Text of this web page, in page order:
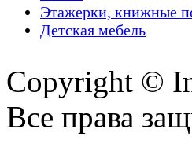
Этажерки, книжные
Детская мебель
Copyright ©
Все права